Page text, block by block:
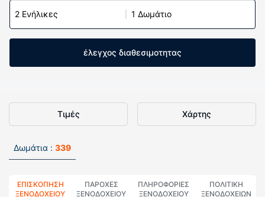
2 Ενήλικες 1 Δωμάτιο
έλεγχος διαθεσιμοτητας
Τιμές Χάρτης
Δωμάτια : 339
ΕΠΙΣΚΌΠΗΣΗ
ΞΕΝΟΔΟΧΕΊΟΥ
ΠΑΡΟΧΕΣ
ΞΕΝΟΔΟΧΕΙΟΥ
ΠΛΗΡΟΦΟΡΊΕΣ
ΞΕΝΟΔΟΧΕΊΟΥ
ΠΟΛΙΤΙΚΗ
ΞΕΝΟΔΟΧΕΊΩΝ